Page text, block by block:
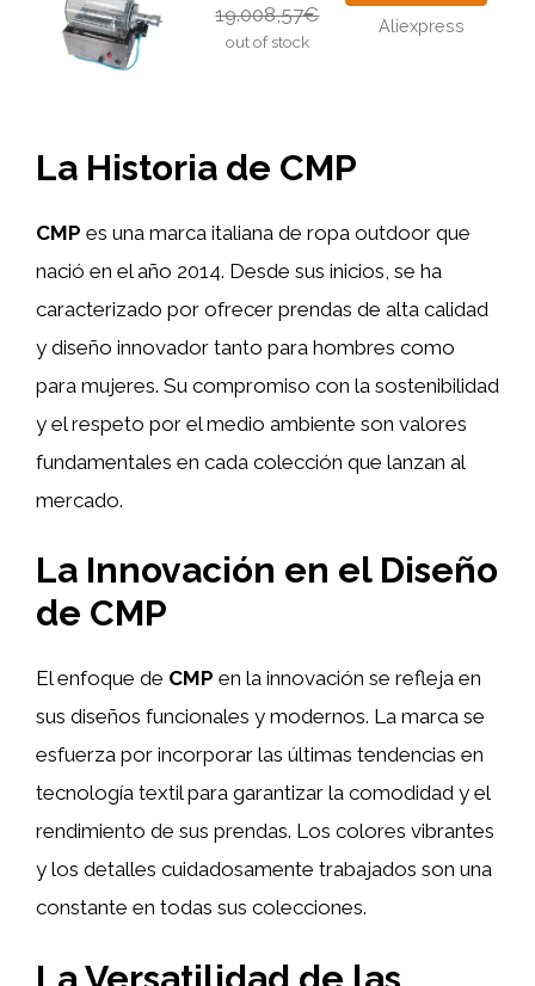
19.008,57€
out of stock
Aliexpress
La Historia de CMP
CMP es una marca italiana de ropa outdoor que
nació en el año 2014. Desde sus inicios, se ha
caracterizado por ofrecer prendas de alta calidad
y diseño innovador tanto para hombres como
para mujeres. Su compromiso con la sostenibilidad
y el respeto por el medio ambiente son valores
fundamentales en cada colección que lanzan al
mercado.
La Innovación en el Diseño
de CMP
El enfoque de CMP en la innovación se refleja en
sus diseños funcionales y modernos. La marca se
esfuerza por incorporar las últimas tendencias en
tecnología textil para garantizar la comodidad y el
rendimiento de sus prendas. Los colores vibrantes
y los detalles cuidadosamente trabajados son una
constante en todas sus colecciones.
La Versatilidad de las